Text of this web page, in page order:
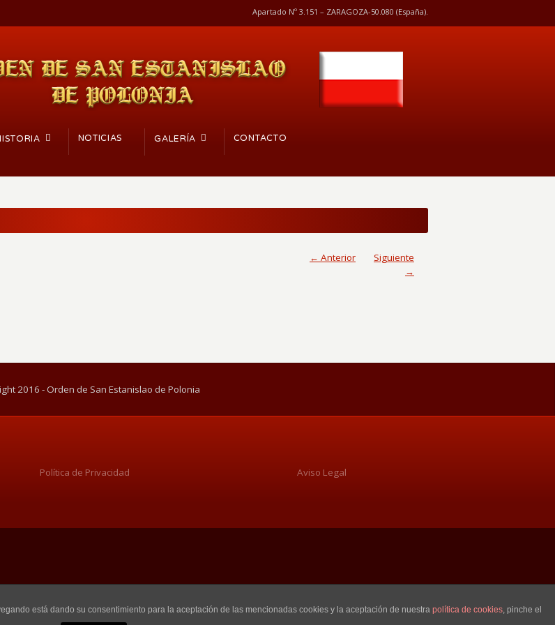
Apartado Nº 3.151 – ZARAGOZA-50.080 (España).
NOTICIAS GALERÍA CONTACTO
← Anterior
Siguiente
→
2016 - Orden de San Estanislao de Polonia
Política de Privacidad Aviso Legal
está dando su consentimiento para la aceptación de las mencionadas cookies y la aceptación de nuestra política de cookies, pinche el